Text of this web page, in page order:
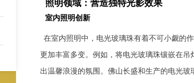
照明领域：营造独特光影效果
室内照明创新
在室内照明中，电光玻璃珠有着不可小觑的
更加丰富多变。例如，将电光玻璃珠镶嵌在
出温馨浪漫的氛围。佛山长盛和生产的电光